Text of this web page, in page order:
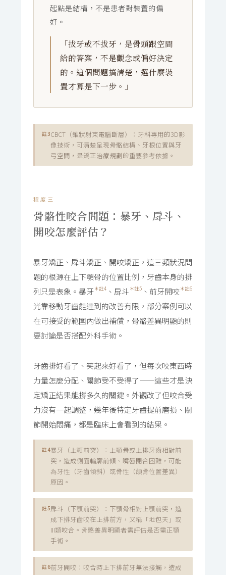
起點是結構，不是患者對裝置的偏
好。
「拔牙或不拔牙，是骨頭跟空間
給的答案，不是觀念或偏好決定
的。這個問題搞清楚，選什麼裝
置才算是下一步。」
註3CBCT（錐狀射束電腦斷層）：牙科專用的3D影
像技術，可清楚呈現骨骼結構、牙根位置與牙
弓空間，是矯正治療規劃的重要參考依據。
程度三
骨骼性咬合問題：暴牙、戽斗、
開咬怎麼評估？
暴牙矯正、戽斗矯正、開咬矯正，這三類狀況問
題的根源在上下顎骨的位置比例，牙齒本身的排
列只是表象。暴牙＊註4 、戽斗 ＊註5 、前牙開咬＊註6
光靠移動牙齒能達到的改善有限，部分案例可以
在可接受的範圍內做出補償，骨骼差異明顯的則
要討論是否搭配外科手術。
牙齒排好看了、笑起來好看了，但每次咬東西時
力量怎麼分配、關節受不受得了——這些才是決
定矯正結果能撐多久的關鍵。外觀改了但咬合受
力沒有一起調整，幾年後特定牙齒提前磨損、關
節開始悶痛，都是臨床上會看到的結果。
註4暴牙（上顎前突）：上顎骨或上排牙齒相對前
突，造成側面輪廓前傾、嘴唇閉合困難，可能
為牙性（牙齒傾斜）或骨性（頜骨位置差異）
原因。
註5戽斗（下顎前突）：下顎骨相對上顎前突，造
成下排牙齒咬在上排前方，又稱「地包天」或
III類咬合。骨骼差異明顯者需評估是否需正顎
手術。
註6前牙開咬：咬合時上下排前牙無法接觸，造成